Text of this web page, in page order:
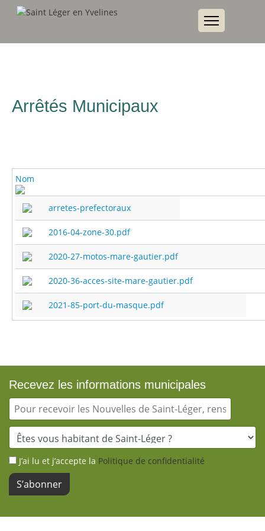
Arrêtés Municipaux
Nom
arretes-prefectoraux
2016-04-zone-30.pdf
2020-27-motos-mare-gautier.pdf
2020-36-acces-site-mare-gautier.pdf
2021-85-port-du-masque.pdf
Recevez les informations municipales
J’ai lu et j’accepte la Politique de confidentialité
S’abonner